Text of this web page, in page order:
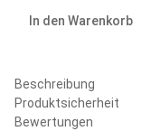
In den Warenkorb
Beschreibung
Produktsicherheit
Bewertungen